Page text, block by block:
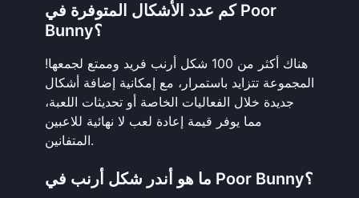
كم عدد الأشكال المتوفرة في Poor
Bunny؟
هناك أكثر من 100 شكل أرنب فريد وممتع لجمعها!
المجموعة تتزايد باستمرار، مع إمكانية إضافة أشكال
جديدة خلال الفعاليات الخاصة أو تحديثات اللعبة،
مما يوفر قيمة إعادة لعب لا نهائية للاعبين
المتفانين.
ما هو أندر شكل أرنب في Poor Bunny؟